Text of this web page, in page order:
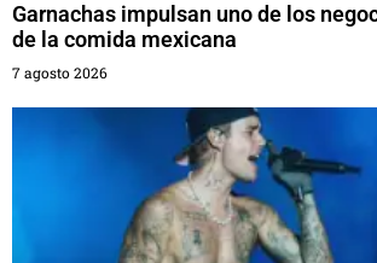
Garnachas impulsan uno de los
de la comida mexicana
7 agosto 2026